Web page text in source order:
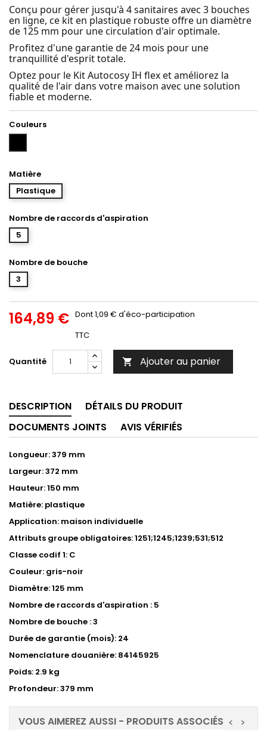
Conçu pour gérer jusqu'à 4 sanitaires avec 3 bouches
en ligne, ce kit en plastique robuste offre un diamètre
de 125 mm pour une circulation d'air optimale.
Profitez d'une garantie de 24 mois pour une
tranquillité d'esprit totale.
Optez pour le Kit Autocosy IH flex et améliorez la
qualité de l'air dans votre maison avec une solution
fiable et moderne.
Couleurs
Matière
Plastique
Nombre de raccords d'aspiration
5
Nombre de bouche
3
164,89 € Dont 1,09 € d'éco-participation
TTC
Quantité  Ajouter au panier
DESCRIPTION
DÉTAILS DU PRODUIT
DOCUMENTS JOINTS
AVIS VÉRIFIÉS
Longueur: 379 mm
Largeur: 372 mm
Hauteur: 150 mm
Matière: plastique
Application: maison individuelle
Attributs groupe obligatoires: 1251;1245;1239;531;512
Classe codif 1: C
Couleur: gris-noir
Diamètre: 125 mm
Nombre de raccords d'aspiration : 5
Nombre de bouche : 3
Durée de garantie (mois): 24
Nomenclature douanière: 84145925
Poids: 2.9 kg
Profondeur: 379 mm
VOUS AIMEREZ AUSSI - PRODUITS ASSOCIÉS >
<